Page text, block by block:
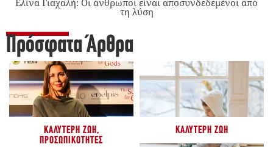
Ελίνα Γιαχαλή: Οι άνθρωποι είναι αποσυνδεδεμένοι από
τη λύση
Πρόσφατα Άρθρα
ΚΑΛΎΤΕΡΗ ΖΩΉ,
ΠΡΟΣΩΠΙΚΌΤΗΤΕΣ
ΚΑΛΎΤΕΡΗ ΖΩΉ